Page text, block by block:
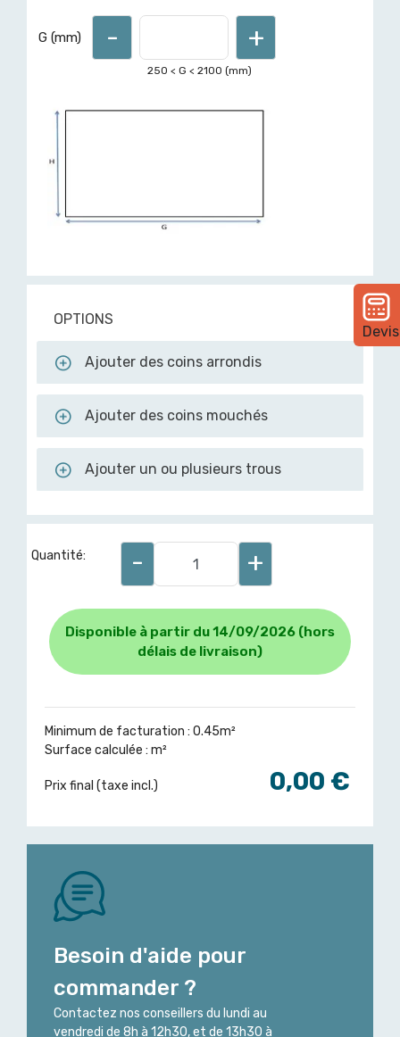
Devis
G (mm) - +
250 < G <2100 (mm)
OPTIONS
Ajouter des coins arrondis
Ajouter des coins mouchés
Ajouter un ou plusieurs trous
Quantité: - +
Disponible à partir du 14/09/2026 (hors
délais de livraison)
Minimum de facturation : 0.45m²
Surface calculée : m²
Prix final (taxe incl.) 0,00 €
Besoin d'aide pour
commander ?
Contactez nos conseillers du lundi au
vendredi de 8h à 12h30, et de 13h30 à